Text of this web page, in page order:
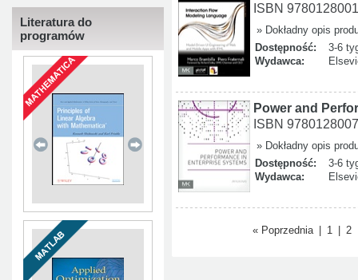
Literatura do
programów
ISBN
» Dokładny opis
Dostępność:
3-6
Wydawca:
Power and
ISBN
» Dokładny opis
Dostępność:
3-6
Wydawca:
« Poprzednia 1 2